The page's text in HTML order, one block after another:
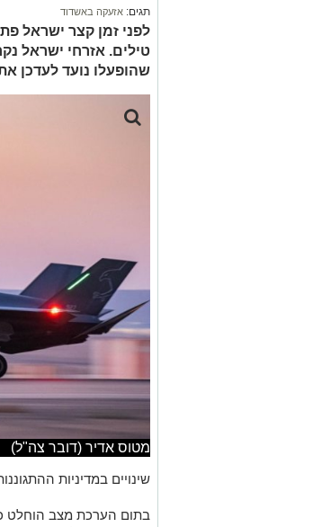
תגים: אזעקה באשדוד
לפני זמן קצר ישראל
טילים. אזרחי ישראל
שהופעלו נועד לעדכן
מטוס אדיר (דובר צה"ל)
שינויים במדיניות